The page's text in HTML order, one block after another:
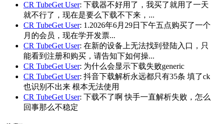
CR TubeGet User: 下载器不好用了，我买了就用了一天
就不行了，现在是要么下载不下来，...
CR TubeGet User: 1.2026年6月29日下午五点购买了一个
月的会员，现在学开发票...
CR TubeGet User: 在新的设备上无法找到登陆入口，只
能看到注册和购买，请告知下如何操...
CR TubeGet User: 为什么会显示下载失败generic
CR TubeGet User: 抖音下载解析永远都只有35条 填了ck
也识别不出来 根本无法使用
CR TubeGet User: 下载不了啊 快手一直解析失败，怎么
回事那么不稳定